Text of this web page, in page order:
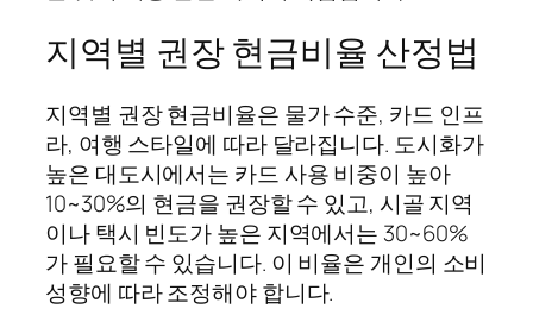
지역별 권장 현금비율 산정법
지역별 권장 현금비율은 물가 수준, 카드 인프
라, 여행 스타일에 따라 달라집니다. 도시화가
높은 대도시에서는 카드 사용 비중이 높아
10~30%의 현금을 권장할 수 있고, 시골 지역
이나 택시 빈도가 높은 지역에서는 30~60%
가 필요할 수 있습니다. 이 비율은 개인의 소비
성향에 따라 조정해야 합니다.